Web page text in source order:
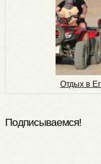
Отдых в
Подписываемся!